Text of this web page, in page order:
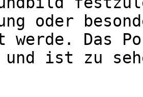
oder
werde. Das
ist zu